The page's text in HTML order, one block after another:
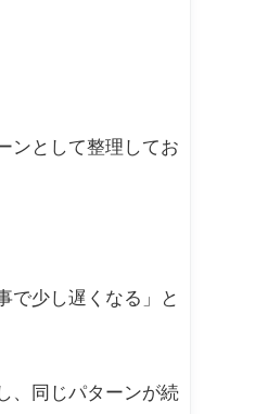
ンとして整理してお
で少し遅くなる」と
、同じパターンが続